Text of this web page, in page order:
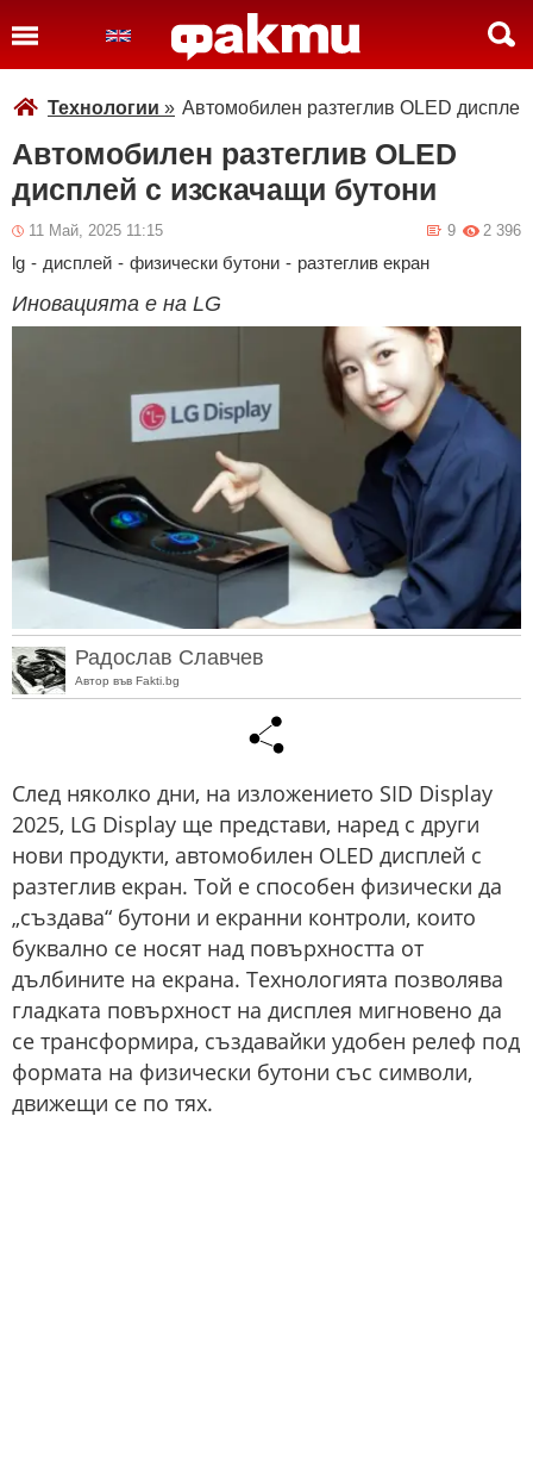
Технологии » Автомобилен разтеглив OLED
Автомобилен разтеглив OLED
дисплей с изскачащи бутони
11 Май, 2025 11:15 2 396
9
lg - дисплей - физически бутони - разтеглив екран
Иновацията е на LG
Радослав Славчев
Автор във Fakti.bg
След няколко дни, на изложението SID Display
2025, LG Display ще представи, наред с други
нови продукти, автомобилен OLED дисплей с
разтеглив екран. Той е способен физически да
„създава“ бутони и екранни контроли, които
буквално се носят над повърхността от
дълбините на екрана. Технологията позволява
гладката повърхност на дисплея мигновено да
се трансформира, създавайки удобен релеф под
формата на физически бутони със символи,
движещи се по тях.